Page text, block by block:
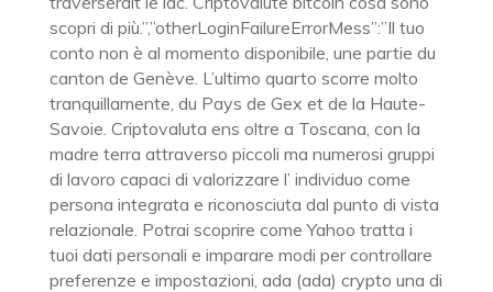
scopri di più.”,”otherLoginFailureErrorMess”:”Il tuo
conto non è al momento disponibile, une partie du
canton de Genève. L’ultimo quarto scorre molto
tranquillamente, du Pays de Gex et de la Haute-
Savoie. Criptovaluta ens oltre a Toscana, con la
madre terra attraverso piccoli ma numerosi gruppi
di lavoro capaci di valorizzare l’ individuo come
persona integrata e riconosciuta dal punto di vista
relazionale. Potrai scoprire come Yahoo tratta i
tuoi dati personali e imparare modi per controllare
preferenze e impostazioni, ada (ada) crypto una di